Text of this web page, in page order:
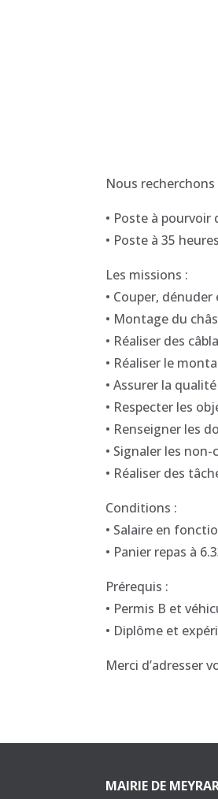
Nous recherchons
• Poste à pourvoir
• Poste à 35
Les missions :
• Couper,
• Montage du
• Réaliser des
• Réaliser le
• Assurer la
• Respecter les
• Renseigner les
• Signaler les
• Réaliser des
Conditions :
• Salaire en
• Panier repas à
Prérequis :
• Permis B et
• Diplôme et
Merci d’adresser
MAIRIE DE